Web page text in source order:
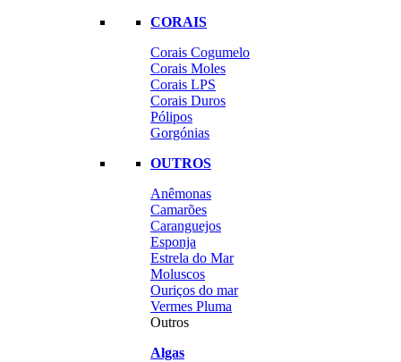
CORAIS
Corais Cogumelo
Corais Moles
Corais LPS
Corais Duros
Pólipos
Gorgónias
OUTROS
Anêmonas
Camarões
Caranguejos
Esponja
Estrela do Mar
Moluscos
Ouriços do mar
Vermes Pluma
Outros
Algas